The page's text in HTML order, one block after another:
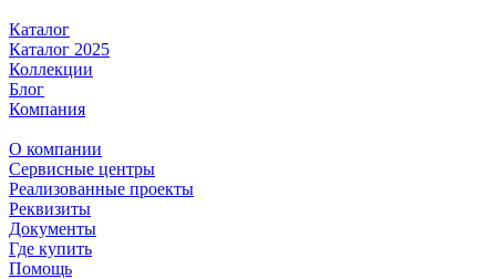
Каталог
Каталог 2025
Коллекции
Блог
Компания
О компании
Сервисные центры
Реализованные проекты
Реквизиты
Документы
Где купить
Помощь